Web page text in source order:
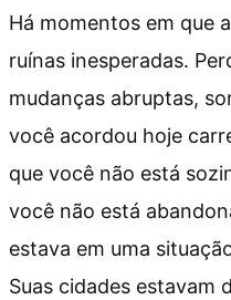
Há momentos em que
ruínas inesperadas.
mudanças abruptas,
você acordou hoje
que você não está
você não está
estava em uma
Suas cidades estavam